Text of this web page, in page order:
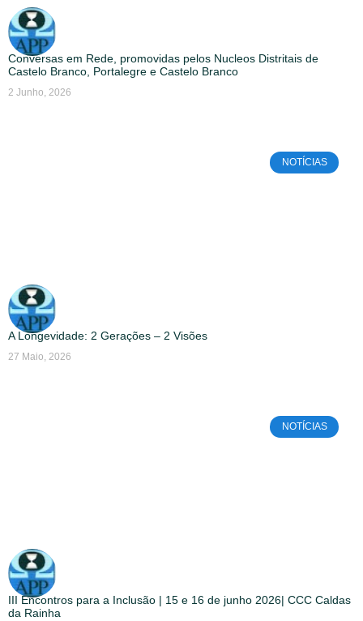
Conversas em Rede, promovidas pelos Nucleos Distritais de
Castelo Branco, Portalegre e Castelo Branco
2 Junho, 2026
NOTÍCIAS
A Longevidade: 2 Gerações – 2 Visões
27 Maio, 2026
NOTÍCIAS
III Encontros para a Inclusão | 15 e 16 de junho 2026| CCC Caldas
da Rainha